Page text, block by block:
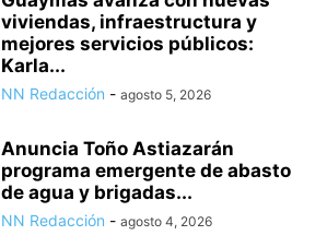
viviendas, infraestructura y
mejores servicios públicos:
Karla...
NN Redacción - agosto 5, 2026
Anuncia Toño Astiazarán
programa emergente de abasto
de agua y brigadas...
NN Redacción - agosto 4, 2026